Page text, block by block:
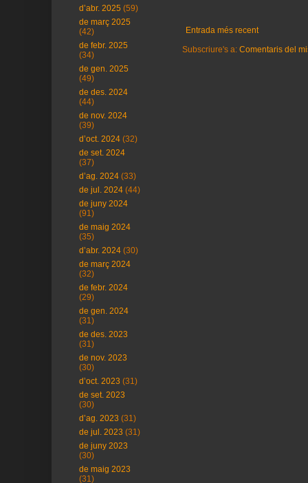
Entrada més recent
Subscriure's a: Comentaris del
d’abr. 2025 (59)
de març 2025
(42)
de febr. 2025
(34)
de gen. 2025
(49)
de des. 2024
(44)
de nov. 2024
(39)
d’oct. 2024 (32)
de set. 2024
(37)
d’ag. 2024 (33)
de jul. 2024 (44)
de juny 2024
(91)
de maig 2024
(35)
d’abr. 2024 (30)
de març 2024
(32)
de febr. 2024
(29)
de gen. 2024
(31)
de des. 2023
(31)
de nov. 2023
(30)
d’oct. 2023 (31)
de set. 2023
(30)
d’ag. 2023 (31)
de jul. 2023 (31)
de juny 2023
(30)
de maig 2023
(31)